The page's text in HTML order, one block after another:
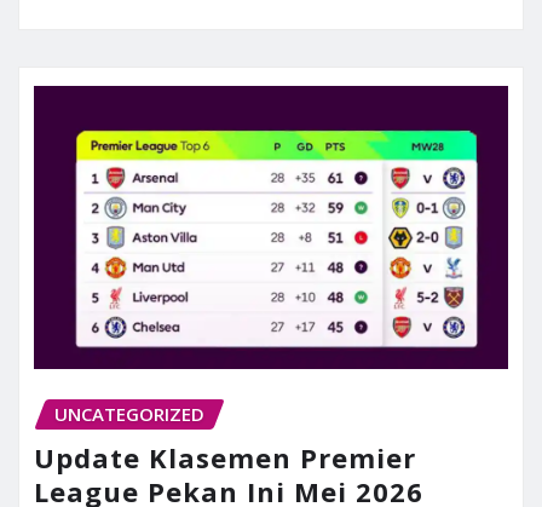
UNCATEGORIZED
Update Klasemen Premier
League Pekan Ini Mei 2026